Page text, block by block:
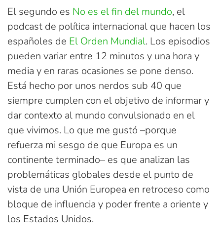
El segundo es No es el fin del mundo, el
podcast de política internacional que hacen los
españoles de El Orden Mundial. Los episodios
pueden variar entre 12 minutos y una hora y
media y en raras ocasiones se pone denso.
Está hecho por unos nerdos sub 40 que
siempre cumplen con el objetivo de informar y
dar contexto al mundo convulsionado en el
que vivimos. Lo que me gustó –porque
refuerza mi sesgo de que Europa es un
continente terminado– es que analizan las
problemáticas globales desde el punto de
vista de una Unión Europea en retroceso como
bloque de influencia y poder frente a oriente y
los Estados Unidos.